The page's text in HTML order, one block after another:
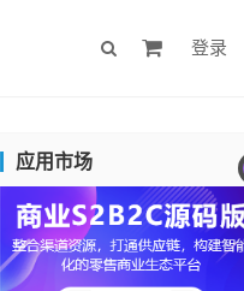
登录
应用市场